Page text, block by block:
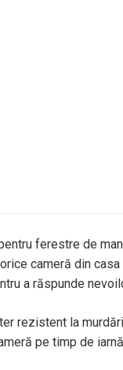
ferestre de
cameră din
a răspunde
rezistent la
pe timp de